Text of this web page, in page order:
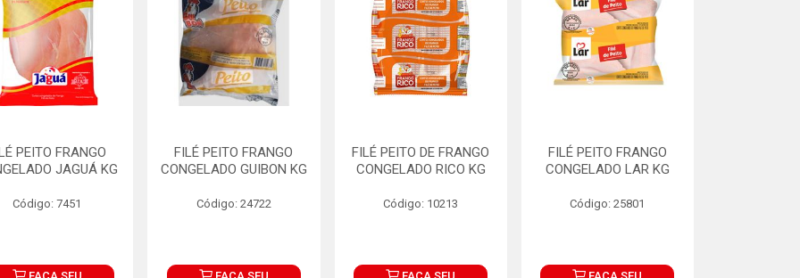
PEITO FRANGO
JAGUÁ KG
Código: 7451
FILÉ PEITO FRANGO
CONGELADO GUIBON KG
Código: 24722
FILÉ PEITO DE FRANGO
CONGELADO RICO KG
Código: 10213
FILÉ PEITO FRANGO
CONGELADO LAR KG
Código: 25801